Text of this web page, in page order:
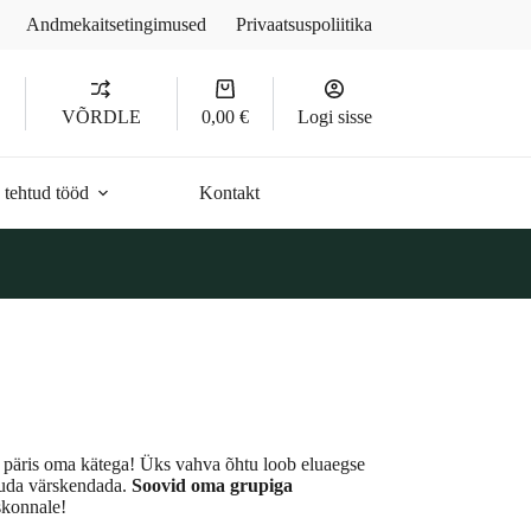
Andmekaitsetingimused Privaatsuspoliitika
VÕRDLE
Ostukorv
0,00 € Logi sisse
tööd Kontakt
oma kätega! Üks vahva õhtu loob eluaegse
värskendada.Soovid oma grupiga